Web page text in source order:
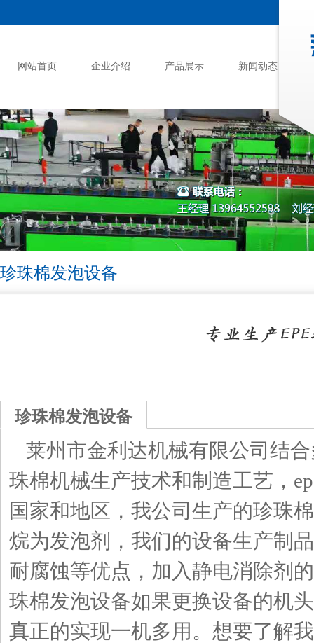
网站首页 企业介绍 产品展示 新闻动态
珍珠棉发泡设备
珍珠棉发泡设备
莱州市金利达机械有限公司结
珠棉机械生产技术和制造工艺，
国家和地区，我公司生产的珍珠
烷为发泡剂，我们的设备生产制
耐腐蚀等优点，加入静电消除剂
珠棉发泡设备如果更换设备的机
真正的实现一机多用。想要了解